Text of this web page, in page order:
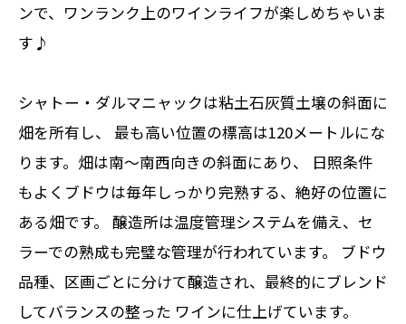
ンで、ワンランク上のワインライフが楽しめちゃいま
す♪
シャトー・ダルマニャックは粘土石灰質土壌の斜面に
畑を所有し、 最も高い位置の標高は120メートルにな
ります。畑は南～南西向きの斜面にあり、 日照条件
もよくブドウは毎年しっかり完熟する、絶好の位置に
ある畑です。 醸造所は温度管理システムを備え、セ
ラーでの熟成も完璧な管理が行われています。 ブドウ
品種、区画ごとに分けて醸造され、最終的にブレンド
してバランスの整った ワインに仕上げています。